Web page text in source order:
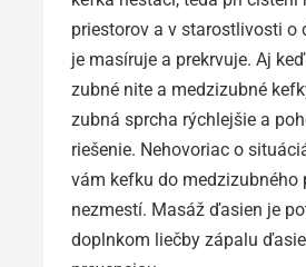
priestorov a v starostlivosti o
je masíruje a prekrvuje. Aj
zubné nite a medzizubné
zubná sprcha rýchlejšie a
riešenie. Nehovoriac o
vám kefku do medzizubného
nezmestí. Masáž ďasien je
doplnkom liečby zápalu